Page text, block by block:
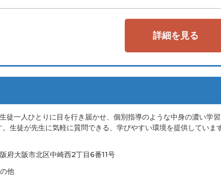
詳細を見る
徒一人ひとりに目を行き届かせ、個別指導のような中身の濃い学
生徒が先生に気軽に質問できる、学びやすい環境を提供しています
府大阪市北区中崎西2丁目6番11号
他